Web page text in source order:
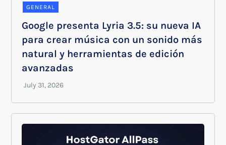
GENERAL
Google presenta Lyria 3.5: su nueva IA
para crear música con un sonido más
natural y herramientas de edición
avanzadas